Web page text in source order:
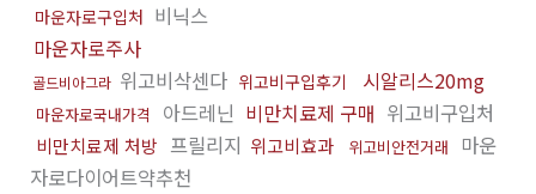
마운자로구입처 비닉스
마운자로주사
골드비아그라 위고비삭센다 위고비구입후기 시알리스20mg
마운자로국내가격 아드레닌 비만치료제 구매 위고비구입처
비만치료제 처방 프릴리지 위고비효과 위고비안전거래
마운
자로다이어트약추천